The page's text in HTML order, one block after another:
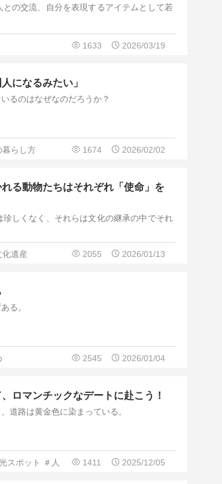
の交流、自分を表現するアイテムとして若
1633 2026/03/19
になるみたい」
るのはなぜなのだろうか？
暮らし方 1674 2026/02/02
る動物たちはそれぞれ「使命」を
しくなく、それらは文化の継承の中でそれ
化遺産 2055 2026/01/13
る。
2545 2026/01/04
ロマンチックなデートに赴こう！
道路は黄金色に染まっている。
スポット ＃人 1411 2025/12/05